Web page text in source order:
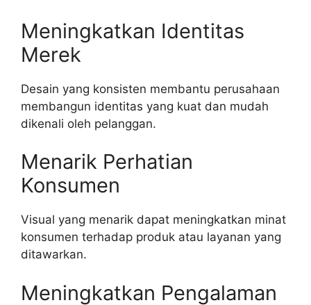
Meningkatkan Identitas
Merek
Desain yang konsisten membantu perusahaan
membangun identitas yang kuat dan mudah
dikenali oleh pelanggan.
Menarik Perhatian
Konsumen
Visual yang menarik dapat meningkatkan minat
konsumen terhadap produk atau layanan yang
ditawarkan.
Meningkatkan Pengalaman